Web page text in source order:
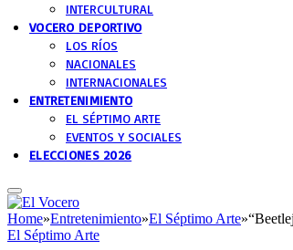
INTERCULTURAL
VOCERO DEPORTIVO
LOS RÍOS
NACIONALES
INTERNACIONALES
ENTRETENIMIENTO
EL SÉPTIMO ARTE
EVENTOS Y SOCIALES
ELECCIONES 2026
Home»Entretenimiento»El Séptimo Arte»
El Séptimo Arte